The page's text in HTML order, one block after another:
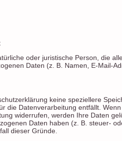
oder juristische Person, die
Daten (z. B. Namen, E-Mail-
keine speziellere
die Datenverarbeitung entfällt.
widerrufen, werden Ihre Daten
Daten haben (z. B. steuer-
dieser Gründe.